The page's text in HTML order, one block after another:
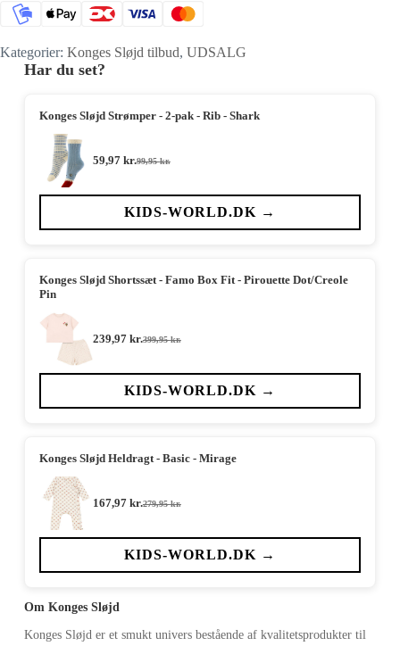
Kategorier: Konges Sløjd tilbud, UDSALG
Har du set?
Konges Sløjd Strømper - 2-pak - Rib - Shark
99,95kr.
Den
pris
var:
59,97 kr.Den
pris
er:
KIDS-WORLD.DK →
Konges Sløjd Shortssæt - Famo Box Fit - Pirouette Dot/Creole
Pin
399,95kr.
Den
pris
var:
239,97 kr.Den
pris
er:
KIDS-WORLD.DK →
Konges Sløjd Heldragt - Basic - Mirage
279,95kr.
Den
pris
var:
167,97 kr.Den
pris
er:
KIDS-WORLD.DK →
Om Konges Sløjd
Konges Sløjd er et smukt univers bestående af kvalitetsprodukter til